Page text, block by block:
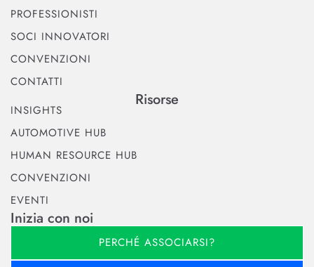
PROFESSIONISTI
SOCI INNOVATORI
CONVENZIONI
CONTATTI
Risorse
INSIGHTS
AUTOMOTIVE HUB
HUMAN RESOURCE HUB
CONVENZIONI
EVENTI
Inizia con noi
PERCHÉ ASSOCIARSI?